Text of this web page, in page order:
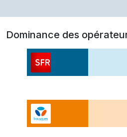
Dominance des